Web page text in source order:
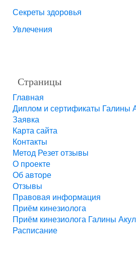
Секреты здоровья
Увлечения
Страницы
Главная
Диплом и сертификаты Галины
Заявка
Карта сайта
Контакты
Метод Резет отзывы
О проекте
Об авторе
Отзывы
Правовая информация
Приём кинезиолога
Приём кинезиолога Галины
Расписание